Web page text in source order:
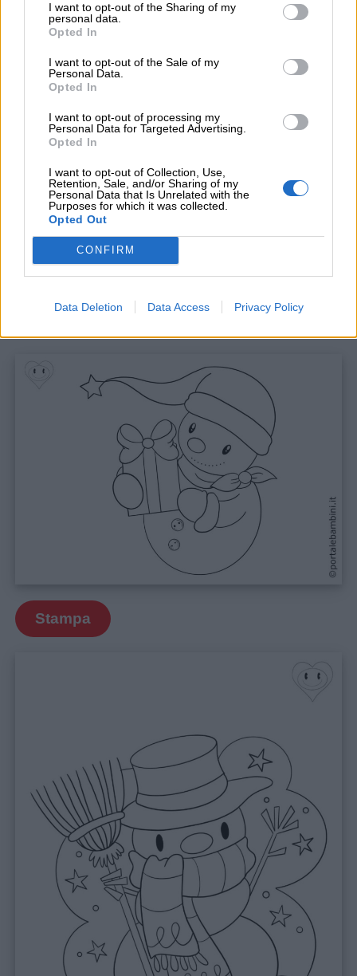
If you wish to opt-out of the sale, sharing to third parties, or
section to confirm your selection. Please note that after your
interest-based ads based on personal information utilized by
your opt-out. You may separately opt-out of the further
disclosure of your personal information by third parties on the
IAB’s list of downstream participants. This information may
also be disclosed by us to third parties on theIAB’s List of
Downstream Participantsthat may further disclose it to other
I want to opt-out of the Sharing of my
personal data.
Opted In
I want to opt-out of the Sale of my
Personal Data.
Opted In
I want to opt-out of processing my
Personal Data for Targeted Advertising.
Opted In
I want to opt-out of Collection, Use,
Retention, Sale, and/or Sharing of my
Personal Data that Is Unrelated with the
Purposes for which it was collected.
Opted Out
CONFIRM
Data Deletion Data Access Privacy Policy
Stampa
Stampa